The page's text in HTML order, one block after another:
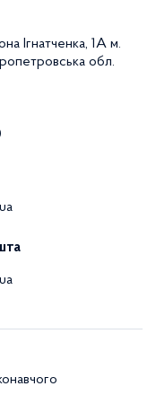
Ігнатченка, 1А м.
обл.